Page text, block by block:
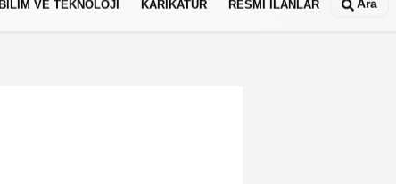
BİLİM VE TEKNOLOJİ KARİKATÜR RESMİ İLANLAR Ara